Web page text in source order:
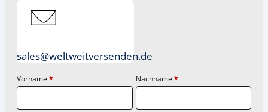
sales@weltweitversenden.de
Vorname * Nachname *